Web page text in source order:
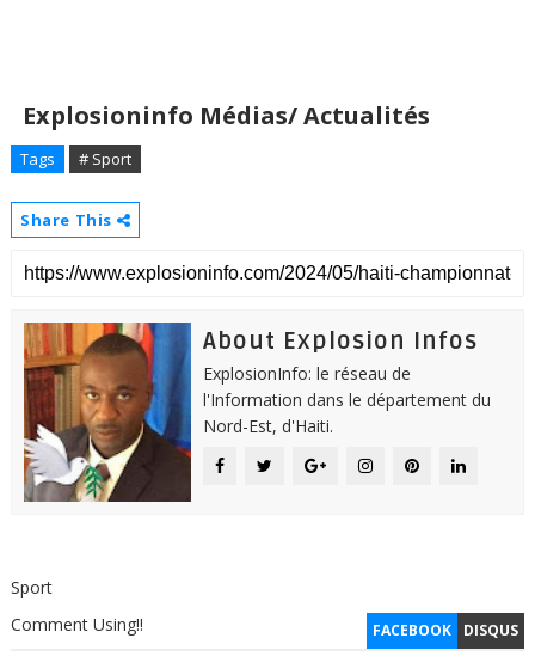
Explosioninfo Médias/ Actualités
Tags # Sport
Share This
About Explosion Infos
ExplosionInfo: le réseau de
l'Information dans le département du
Nord-Est, d'Haiti.
Sport
FACEBOOK DISQUS
Comment Using!!